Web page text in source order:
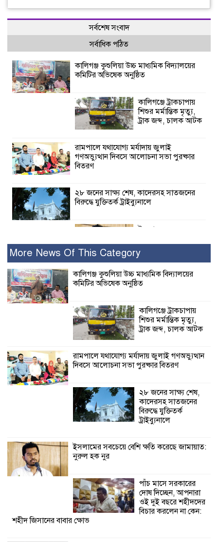
সর্বশেষ সংবাদ
সর্বাধিক পঠিত
কালিগঞ্জ কুশুলিয়া উচ্চ মাধ্যমিক বিদ্যালয়ের
কমিটির অভিষেক অনুষ্ঠিত
কালিগঞ্জে ট্রাকচাপায়
শিশুর মর্মান্তিক মৃত্যু,
ট্রাক জব্দ, চালক আটক
রামপালে যথাযোগ্য মর্যাদায় জুলাই
গণঅভ্যুত্থান দিবসে আলোচনা সভা পুরষ্কার
বিতরণ
২৮ জনের সাক্ষ্য শেষ, কাদেরসহ সাতজনের
বিরুদ্ধে যুক্তিতর্ক ট্রাইব্যুনালে
ইসলামের সবচেয়ে
নুর
পাঁচ মাসে সরকারের দোষ দিচ্ছেন, আপনারা
কালিগঞ্জে নিখোঁজ জেলের মরদেহ অবশেষে
মিলল ইছামতী নদীতে
শ্রীউলা ইউনিয়ন
অনুষ্ঠিত
শ্যামনগরে জলবায়ু সহনশীল জনগোষ্ঠী গঠনে
More News Of This Category
কালিগঞ্জ কুশুলিয়া উচ্চ মাধ্যমিক বিদ্যালয়ের
কমিটির অভিষেক অনুষ্ঠিত
কালিগঞ্জে ট্রাকচাপায়
শিশুর মর্মান্তিক মৃত্যু,
ট্রাক জব্দ, চালক আটক
রামপালে যথাযোগ্য মর্যাদায় জুলাই গণঅভ্যুত্থান
দিবসে আলোচনা সভা পুরষ্কার বিতরণ
২৮ জনের সাক্ষ্য শেষ,
কাদেরসহ সাতজনের
বিরুদ্ধে যুক্তিতর্ক
ট্রাইব্যুনালে
ইসলামের সবচেয়ে বেশি ক্ষতি করেছে জামায়াত:
নুরুল হক নুর
পাঁচ মাসে সরকারের
দোষ দিচ্ছেন, আপনারা
ওই দুই বছরে শহীদদের
বিচার করলেন না কেন:
শহীদ জিসানের বাবার ক্ষোভ